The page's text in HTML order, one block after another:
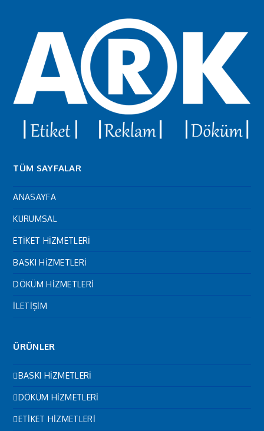
TÜM SAYFALAR
ANASAYFA
KURUMSAL
ETİKET HİZMETLERİ
BASKI HİZMETLERİ
DÖKÜM HİZMETLERİ
İLETİŞİM
ÜRÜNLER
BASKI HİZMETLERİ
DÖKÜM HİZMETLERİ
ETİKET HİZMETLERİ